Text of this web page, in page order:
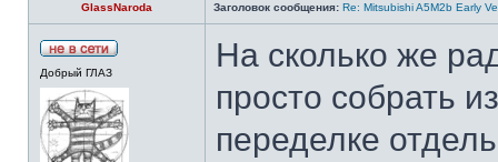
GlassNaroda Заголовок сообщения: Re: Mitsubishi A5M2b Early
Добрый ГЛАЗ
На сколько же
просто собрать
переделке